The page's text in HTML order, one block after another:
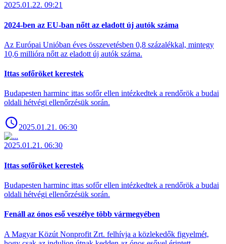
2025.01.22. 09:21
2024-ben az EU-ban nőtt az eladott új autók száma
Az Európai Unióban éves összevetésben 0,8 százalékkal, mintegy
10,6 millióra nőtt az eladott új autók száma.
Ittas sofőröket kerestek
Budapesten harminc ittas sofőr ellen intézkedtek a rendőrök a budai
oldali hétvégi ellenőrzésük során.
2025.01.21. 06:30
2025.01.21. 06:30
Ittas sofőröket kerestek
Budapesten harminc ittas sofőr ellen intézkedtek a rendőrök a budai
oldali hétvégi ellenőrzésük során.
Fenáll az ónos eső veszélye több vármegyében
A Magyar Közút Nonprofit Zrt. felhívja a közlekedők figyelmét,